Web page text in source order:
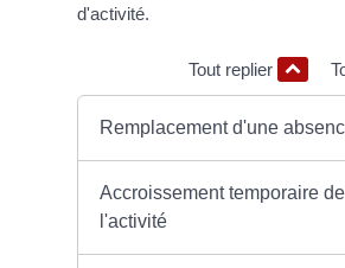
d'activité.
Tout replier
Remplacement d'une
Accroissement temporaire de
l'activité